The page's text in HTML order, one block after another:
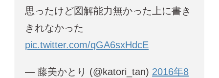
思ったけど図解能力無かった上に書き
きれなかった
pic.twitter.com/qGA6sxHdcE
— 藤美かとり (@katori_tan) 2016年8